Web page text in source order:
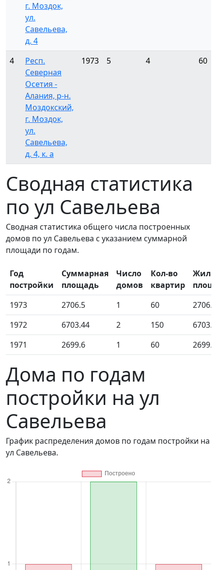
г. Моздок,
ул.
Савельева,
д. 4
4
Респ.
Северная
Осетия -
Алания, р-н.
Моздокский,
г. Моздок,
ул.
Савельева,
д. 4, к. а
1973 5 4 60
Сводная статистика
по ул Савельева
Сводная статистика общего числа построенных
домов по ул Савельева с указанием суммарной
площади по годам.
Год
постройки
Суммарная
площадь
Число
домов
Кол-во
квартир
1973
2706.5 1 60
1972
6703.44 2 150
1971
2699.6 1 60
Дома по годам
постройки на ул
Савельева
График распределения домов по годам постройки на
ул Савельева.